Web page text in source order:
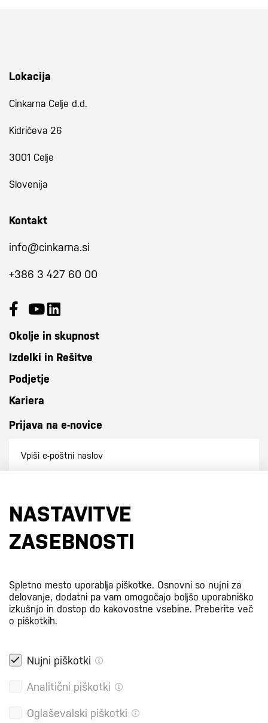
Lokacija
Cinkarna Celje d.d.
Kidričeva 26
3001 Celje
Slovenija
Kontakt
info@cinkarna.si
+386 3 427 60 00
Okolje in skupnost
Izdelki in Rešitve
Podjetje
Kariera
Prijava na e-novice
S prijavo na e-novice se strinjate z
NASTAVITVE
ZASEBNOSTI
Spletno mesto uporablja piškotke. Osnovni so nujni za
delovanje, dodatni pa vam omogočajo boljšo uporabniško
izkušnjo in dostop do kakovostne vsebine. Preberite več
o piškotkih.
Nujni piškotki
Analitični piškotki
Oglaševalski piškotki